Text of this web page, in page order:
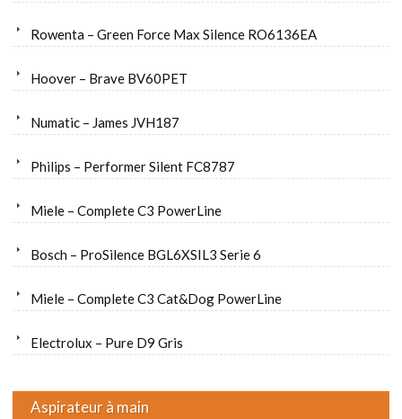
Rowenta – Green Force Max Silence RO6136EA
Hoover – Brave BV60PET
Numatic – James JVH187
Philips – Performer Silent FC8787
Miele – Complete C3 PowerLine
Bosch – ProSilence BGL6XSIL3 Serie 6
Miele – Complete C3 Cat&Dog PowerLine
Electrolux – Pure D9 Gris
Aspirateur à main